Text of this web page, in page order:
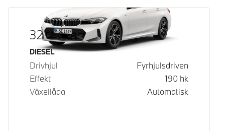
320d xDrive Touring
Bränsle
DIESEL
Drivhjul
Fyrhjulsdriven
Effekt
190 hk
Växellåda
Automatisk